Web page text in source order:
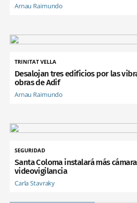
Arnau Raimundo
TRINITAT VELLA
Desalojan tres edificios por las
obras de Adif
Arnau Raimundo
SEGURIDAD
Santa Coloma instalará más
videovigilancia
Carla Stavraky